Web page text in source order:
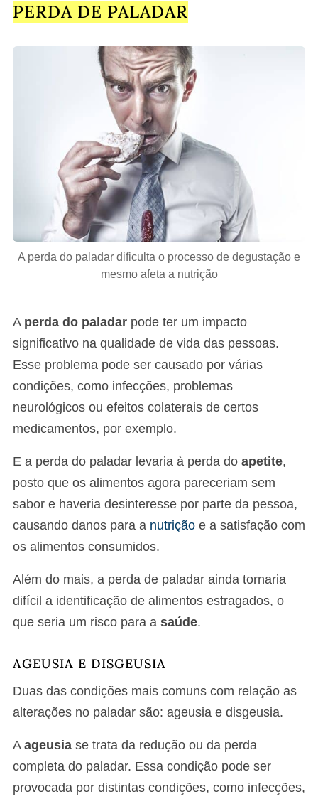
PERDA DE PALADAR
A perda do paladar dificulta o processo de degustação e
mesmo afeta a nutrição
A perda do paladar pode ter um impacto
significativo na qualidade de vida das pessoas.
Esse problema pode ser causado por várias
condições, como infecções, problemas
neurológicos ou efeitos colaterais de certos
medicamentos, por exemplo.
E a perda do paladar levaria à perda do apetite,
posto que os alimentos agora pareceriam sem
sabor e haveria desinteresse por parte da pessoa,
causando danos para a nutrição e a satisfação com
os alimentos consumidos.
Além do mais, a perda de paladar ainda tornaria
difícil a identificação de alimentos estragados, o
que seria um risco para a saúde.
AGEUSIA E DISGEUSIA
Duas das condições mais comuns com relação as
alterações no paladar são: ageusia e disgeusia.
A ageusia se trata da redução ou da perda
completa do paladar. Essa condição pode ser
provocada por distintas condições, como infecções,